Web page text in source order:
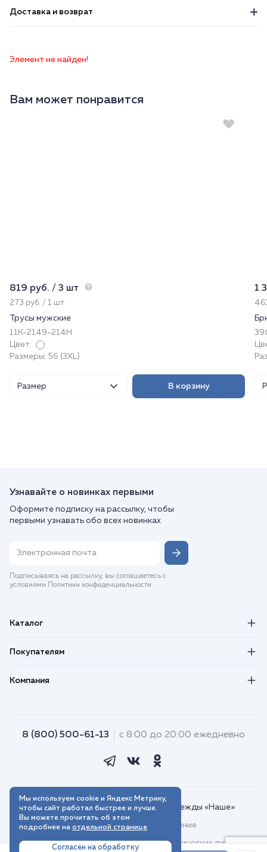
Доставка и возврат
Элемент не найден!
Вам может понравится
819 руб. / 3 шт
273 руб. / 1 шт
Трусы мужские
11К-2149-214Н
Цвет:
Размеры: 56 (3XL)
Размер В корзину
1
Узнавайте о новинках первыми
Оформите подписку на рассылку, чтобы
первыми узнавать обо всех новинках
Подписываясь на рассылку, вы соглашаетесь с
условиями Политики конфиденциальности
Каталог
Покупателям
Компания
8 (800) 500-61-13 с 8:00 до 20:00 ежедневно
© 2018–2026. Интернет-магазин одежды «Наше»
Пользовательское соглашение
Договор присоединения для юридических лиц
Мы используем cookie и Яндекс Метрику,
чтобы сайт работал быстрее и лучше.
Вы можете прочитать об этом
подробнее на отдельной странице
Согласен на обработку